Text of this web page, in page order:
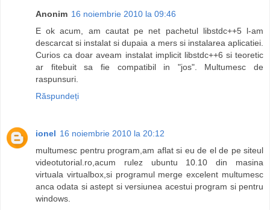
Anonim 16 noiembrie 2010 la 09:46
E ok acum, am cautat pe net pachetul libstdc++5 l-am
descarcat si instalat si dupaia a mers si instalarea aplicatiei.
Curios ca doar aveam instalat implicit libstdc++6 si teoretic
ar fitebuit sa fie compatibil in "jos". Multumesc de
raspunsuri.
Răspundeți
ionel 16 noiembrie 2010 la 20:12
multumesc pentru program,am aflat si eu de el de pe siteul
videotutorial.ro,acum rulez ubuntu 10.10 din masina
virtuala virtualbox,si programul merge excelent multumesc
anca odata si astept si versiunea acestui program si pentru
windows.